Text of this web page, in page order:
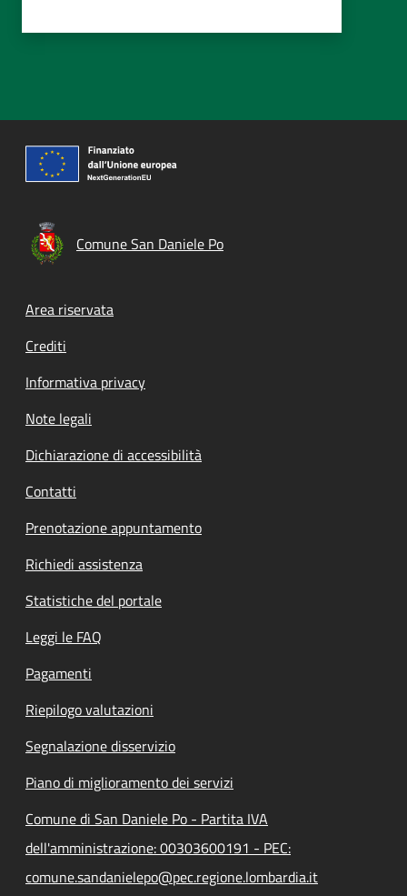
Comune San Daniele Po
Footer menu
Area riservata
Crediti
Informativa privacy
Note legali
Dichiarazione di accessibilità
Contatti
Prenotazione appuntamento
Richiedi assistenza
Statistiche del portale
Leggi le FAQ
Pagamenti
Riepilogo valutazioni
Segnalazione disservizio
Piano di miglioramento dei servizi
Comune di San Daniele Po - Partita IVA
dell'amministrazione: 00303600191 - PEC:
comune.sandanielepo@pec.regione.lombardia.it